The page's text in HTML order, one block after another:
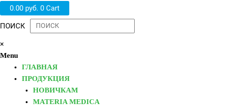
0.00 руб. 0 Cart
ПОИСК
×
Menu
ГЛАВНАЯ
ПРОДУКЦИЯ
НОВИЧКАМ
MATERIA MEDICA